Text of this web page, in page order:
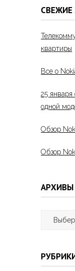
СВЕЖИЕ
квартиры
Все о
25
одной
Обзор
Обзор
АРХИВЫ